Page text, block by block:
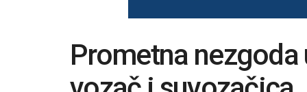
Prometna